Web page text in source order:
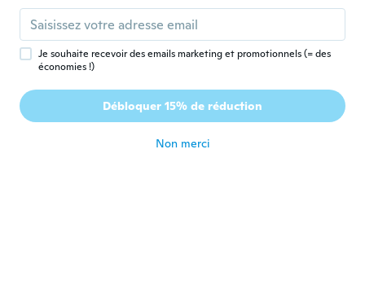
Inscrit depuis 2016 · 100 avis · 91 chargements
Like it
Je souhaite recevoir des emails marketing et promotionnels (= des
économies !)
Débloquer 15% de réduction
Non merci